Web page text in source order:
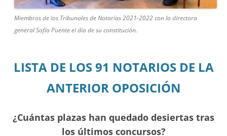
Miembros de los Tribunales de Notarías 2021-2022 con la directora
general Sofía Puente el día de su constitución.
LISTA DE LOS 91 NOTARIOS DE LA
ANTERIOR OPOSICIÓN
¿Cuántas plazas han quedado desiertas tras
los últimos concursos?